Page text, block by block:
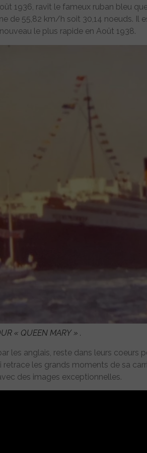
1936, ravit le fameux ruban bleu
de 55,82 km/h soit 30,14 noeuds. Il
le plus rapide en Août 1938.
« QUEEN MARY» .
les anglais, reste dans leurs coeurs
retrace les grands moments de sa
des images exceptionnelles.